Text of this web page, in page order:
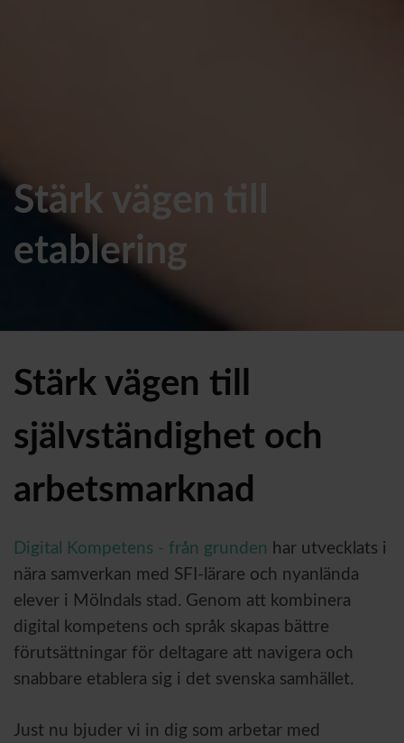
Stärk vägen till
etablering
Stärk vägen till
självständighet och
arbetsmarknad
Digital Kompetens - från grunden har utvecklats i
nära samverkan med SFI-lärare och nyanlända
elever i Mölndals stad. Genom att kombinera
digital kompetens och språk skapas bättre
förutsättningar för deltagare att navigera och
snabbare etablera sig i det svenska samhället.
Just nu bjuder vi in dig som arbetar med